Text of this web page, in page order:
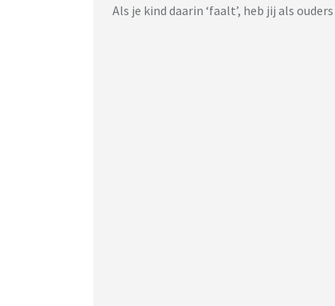
Als je kind daarin ‘faalt’, heb jij als ouders